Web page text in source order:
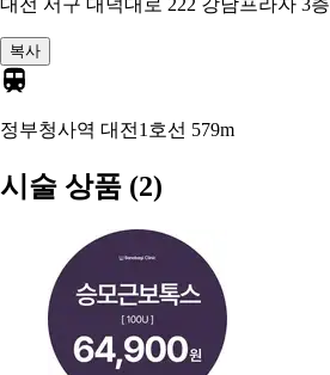
대전 서구 대덕대로 222 강남프라자 3층
복사
정부청사역 대전1호선 579m
시술 상품 (2)